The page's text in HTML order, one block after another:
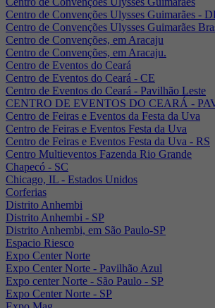
Centro de Convenções Ulysses Guimarães -
Centro de Convenções Ulysses Guimarães
Centro de Convenções, em Aracaju
Centro de Convenções, em Aracaju.
Centro de Eventos do Ceará
Centro de Eventos do Ceará - CE
Centro de Eventos do Ceará - Pavilhão Leste
CENTRO DE EVENTOS DO CEARÁ -
Centro de Feiras e Eventos da Festa da Uva
Centro de Feiras e Eventos Festa da Uva
Centro de Feiras e Eventos Festa da Uva - RS
Centro Multieventos Fazenda Rio Grande
Chapecó - SC
Chicago, IL - Estados Unidos
Corferias
Distrito Anhembi
Distrito Anhembi - SP
Distrito Anhembi, em São Paulo-SP
Espacio Riesco
Expo Center Norte
Expo Center Norte - Pavilhão Azul
Expo center Norte - São Paulo - SP
Expo Center Norte - SP